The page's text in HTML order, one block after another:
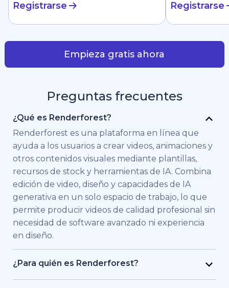
Registrarse Registrarse
Empieza gratis ahora
Preguntas frecuentes
¿Qué es Renderforest?
Renderforest es una plataforma en línea que
ayuda a los usuarios a crear videos, animaciones y
otros contenidos visuales mediante plantillas,
recursos de stock y herramientas de IA. Combina
edición de video, diseño y capacidades de IA
generativa en un solo espacio de trabajo, lo que
permite producir videos de calidad profesional sin
necesidad de software avanzado ni experiencia
en diseño.
¿Para quién es Renderforest?
Renderforest está pensado para personas y